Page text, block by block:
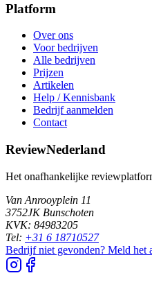
Platform
Over ons
Voor bedrijven
Alle bedrijven
Prijzen
Artikelen
Help / Kennisbank
Bedrijf aanmelden
Contact
ReviewNederland
Het onafhankelijke
Van Anrooyplein 11
3752JK Bunschoten
KVK: 84983205
Tel: +31 6 18710527
Bedrijf niet gevonden? Meld het